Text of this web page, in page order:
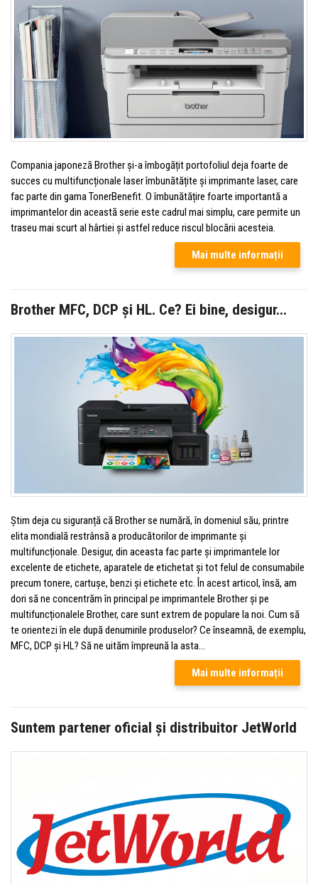
Compania japoneză Brother și-a îmbogățit portofoliul deja foarte de
succes cu multifuncționale laser îmbunătățite și imprimante laser, care
fac parte din gama TonerBenefit. O îmbunătățire foarte importantă a
imprimantelor din această serie este cadrul mai simplu, care permite un
traseu mai scurt al hârtiei și astfel reduce riscul blocării acesteia.
Mai multe informații
Brother MFC, DCP și HL. Ce? Ei bine, desigur...
Știm deja cu siguranță că Brother se numără, în domeniul său, printre
elita mondială restrânsă a producătorilor de imprimante și
multifuncționale. Desigur, din aceasta fac parte și imprimantele lor
excelente de etichete, aparatele de etichetat și tot felul de consumabile
precum tonere, cartușe, benzi și etichete etc. În acest articol, însă, am
dori să ne concentrăm în principal pe imprimantele Brother și pe
multifuncționalele Brother, care sunt extrem de populare la noi. Cum să
te orientezi în ele după denumirile produselor? Ce înseamnă, de exemplu,
MFC, DCP și HL? Să ne uităm împreună la asta...
Mai multe informații
Suntem partener oficial și distribuitor JetWorld